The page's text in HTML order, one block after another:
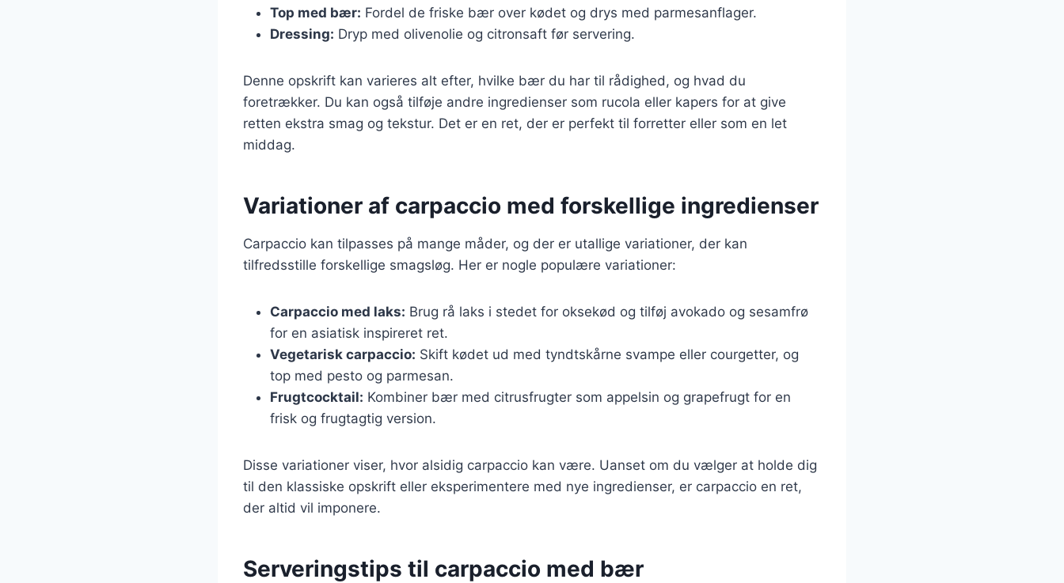
Top med bær: Fordel de friske bær over kødet og drys med parmesanflager.
Dressing: Dryp med olivenolie og citronsaft før servering.
Denne opskrift kan varieres alt efter, hvilke bær du har til rådighed, og hvad du
foretrækker. Du kan også tilføje andre ingredienser som rucola eller kapers for at give
retten ekstra smag og tekstur. Det er en ret, der er perfekt til forretter eller som en let
middag.
Variationer af carpaccio med forskellige ingredienser
Carpaccio kan tilpasses på mange måder, og der er utallige variationer, der kan
tilfredsstille forskellige smagsløg. Her er nogle populære variationer:
Carpaccio med laks: Brug rå laks i stedet for oksekød og tilføj avokado og sesamfrø
for en asiatisk inspireret ret.
Vegetarisk carpaccio: Skift kødet ud med tyndtskårne svampe eller courgetter, og
top med pesto og parmesan.
Frugtcocktail: Kombiner bær med citrusfrugter som appelsin og grapefrugt for en
frisk og frugtagtig version.
Disse variationer viser, hvor alsidig carpaccio kan være. Uanset om du vælger at holde dig
til den klassiske opskrift eller eksperimentere med nye ingredienser, er carpaccio en ret,
der altid vil imponere.
Serveringstips til carpaccio med bær